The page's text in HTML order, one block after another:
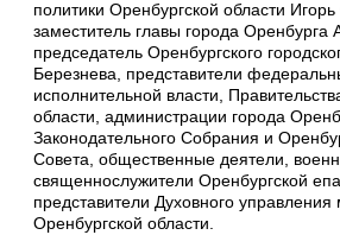
политики Оренбургской области
заместитель главы города Оренбурга
председатель Оренбургского
Березнева, представители
исполнительной власти,
области, администрации города
Законодательного Собрания и
Совета, общественные деятели,
священнослужители Оренбургской
представители Духовного управления
Оренбургской области.